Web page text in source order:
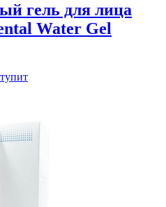
гель для лица
Water Gel